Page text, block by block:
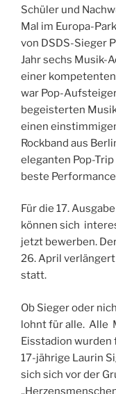
Schüler und
Mal im Europa-
von DSDS-Sieger
Jahr sechs Musik-
einer
war Pop-
begeisterten
einen
Rockband aus
eleganten Pop-
beste
Für die 17.
können sich
jetzt bewerben.
26. April verlängert
statt.
Ob Sieger oder
lohnt für alle. Alle
Eisstadion wurden
17-jährige Laurin
sich sich vor der